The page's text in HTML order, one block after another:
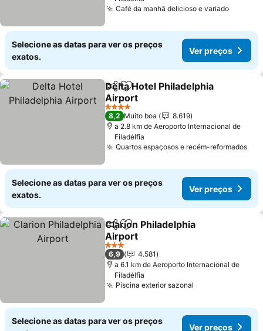
Café da manhã delicioso e variado
Selecione as datas para ver os preços
exatos.
Ver preços
PartilharAdicionar aos favoritos
Delta Hotel Philadelphia
Airport
4 Estrelas
8,2 Muito boa
8.619
a 2.8 km de Aeroporto Internacional de
Filadélfia
Quartos espaçosos e recém-reformados
Selecione as datas para ver os preços
exatos.
Ver preços
PartilharAdicionar aos favoritos
Clarion Philadelphia
Airport
3 Estrelas
6,9
4.581
a 6.1 km de Aeroporto Internacional de
Filadélfia
Piscina exterior sazonal
Selecione as datas para ver os preços
Ver preços